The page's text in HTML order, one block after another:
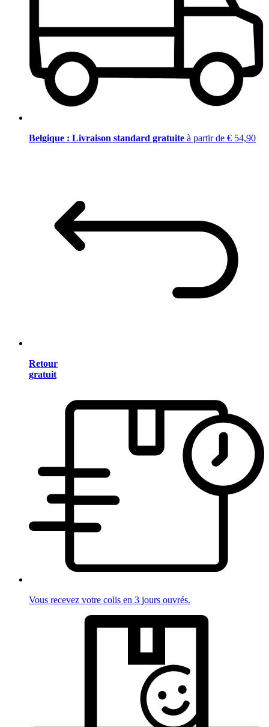
Belgique : Livraison standard gratuite à partir de € 54,90
Retour
gratuit
Vous recevez votre colis en 3 jours ouvrés.